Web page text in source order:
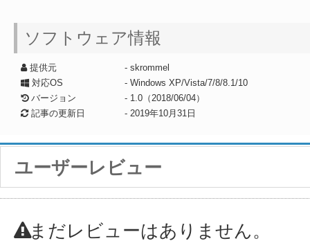
ソフトウェア情報
提供元
- skrommel
対応OS
- Windows XP/Vista/7/8/8.1/10
バージョン
- 1.0（2018/06/04）
記事の更新日
- 2019年10月31日
ユーザーレビュー
まだレビューはありません。